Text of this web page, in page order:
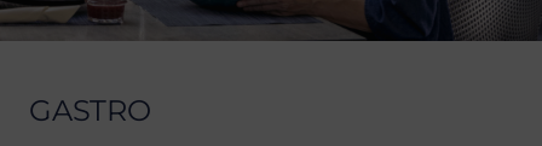
GASTRO